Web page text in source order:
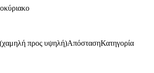
προς υψηλή)ΑπόστασηΚατηγορία